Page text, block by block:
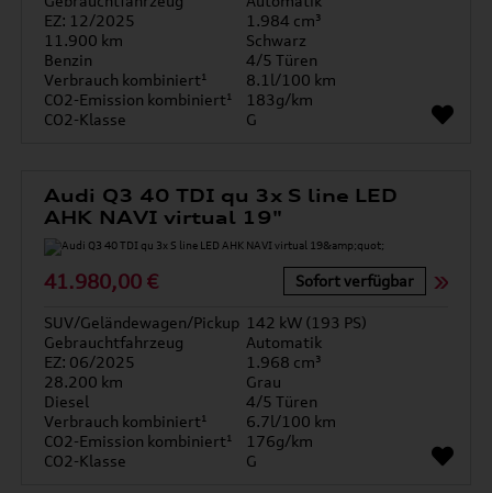
EZ: 12/2025
1.984 cm³
11.900 km
Schwarz
Benzin
4/5 Türen
Verbrauch kombiniert¹
8.1l/100 km
CO2-Emission kombiniert¹
183g/km
CO2-Klasse
G
Audi Q3 40 TDI qu 3x S line LED
AHK NAVI virtual 19"
41.980,00 € Sofort verfügbar
SUV/Geländewagen/Pickup 142 kW (193 PS)
Gebrauchtfahrzeug
Automatik
EZ: 06/2025
1.968 cm³
28.200 km
Grau
Diesel
4/5 Türen
Verbrauch kombiniert¹
6.7l/100 km
CO2-Emission kombiniert¹
176g/km
CO2-Klasse
G